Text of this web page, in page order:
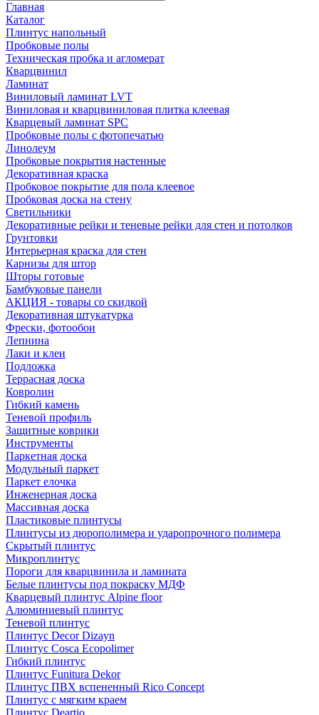
Главная
Каталог
Плинтус напольный
Пробковые полы
Техническая пробка и агломерат
Кварцвинил
Ламинат
Виниловый ламинат LVT
Виниловая и кварцвиниловая плитка клеевая
Кварцевый ламинат SPC
Пробковые полы с фотопечатью
Линолеум
Пробковые покрытия настенные
Декоративная краска
Пробковое покрытие для пола клеевое
Пробковая доска на стену
Светильники
Декоративные рейки и теневые рейки для стен и потолков
Грунтовки
Интерьерная краска для стен
Карнизы для штор
Шторы готовые
Бамбуковые панели
АКЦИЯ - товары со скидкой
Декоративная штукатурка
Фрески, фотообои
Лепнина
Лаки и клеи
Подложка
Террасная доска
Ковролин
Гибкий камень
Теневой профиль
Защитные коврики
Инструменты
Паркетная доска
Модульный паркет
Паркет елочка
Инженерная доска
Массивная доска
Пластиковые плинтусы
Плинтусы из дюрополимера и ударопрочного полимера
Скрытый плинтус
Микроплинтус
Пороги для кварцвинила и ламината
Белые плинтусы под покраску МДФ
Кварцевый плинтус Alpine floor
Алюминиевый плинтус
Теневой плинтус
Плинтус Decor Dizayn
Плинтус Cosca Ecopolimer
Гибкий плинтус
Плинтус Funitura Dekor
Плинтус ПВХ вспененный Rico Concept
Плинтус с мягким краем
Плинтус Deartio